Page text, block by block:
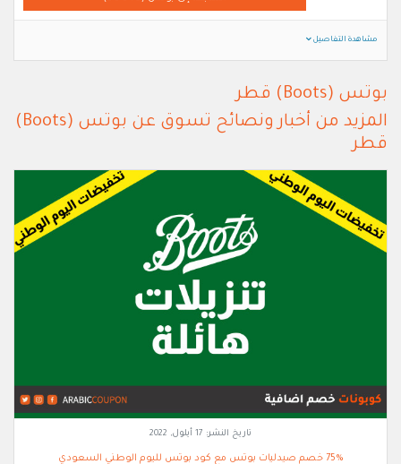
مشاهدة التفاصيل
بوتس (Boots) قطر
المزيد من أخبار ونصائح تسوق عن بوتس (Boots)
قطر
تاريخ النشر: 17 أيلول, 2022
75% خصم صيدليات بوتس مع كود بوتس لليوم الوطني السعودي